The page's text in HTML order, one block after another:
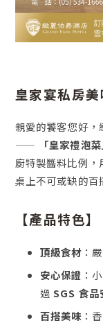
皇家宴私房
親愛的饕客您好，
——
「皇家禮泡菜
廚特製醬料比例，
桌上不可或缺的百
【產品特色】
頂級食材 ：
安心保證 ：
過 SGS 食品
百搭美味 ：